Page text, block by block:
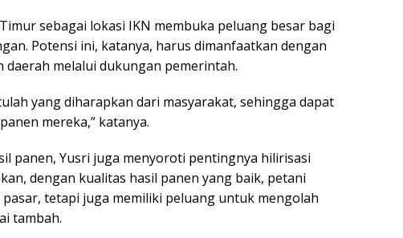
sebagai lokasi IKN membuka peluang besar bagi
Potensi ini, katanya, harus dimanfaatkan dengan
melalui dukungan pemerintah.
yang diharapkan dari masyarakat, sehingga dapat
mereka,” katanya.
panen, Yusri juga menyoroti pentingnya hilirisasi
dengan kualitas hasil panen yang baik, petani
tetapi juga memiliki peluang untuk mengolah
tambah.